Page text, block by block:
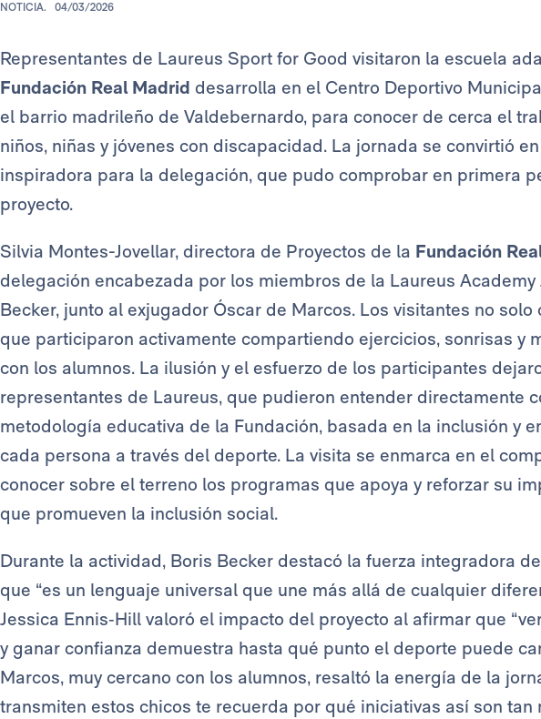
NOTICIA. 04/03/2026
Representantes de Laureus Sport for Good visitaron la escuela
Fundación Real Madrid desarrolla en el Centro Deportivo
el barrio madrileño de Valdebernardo, para conocer de cerca el
niños, niñas y jóvenes con discapacidad. La jornada se convirtió
inspiradora para la delegación, que pudo comprobar en primera
proyecto.
Silvia Montes-Jovellar, directora de Proyectos de la Fundación
delegación encabezada por los miembros de la Laureus
Becker, junto al exjugador Óscar de Marcos. Los visitantes no
que participaron activamente compartiendo ejercicios, sonrisas y
con los alumnos. La ilusión y el esfuerzo de los participantes
representantes de Laureus, que pudieron entender directamente
metodología educativa de la Fundación, basada en la inclusión y
cada persona a través del deporte. La visita se enmarca en el
conocer sobre el terreno los programas que apoya y reforzar su
que promueven la inclusión social.
Durante la actividad, Boris Becker destacó la fuerza integradora
que “es un lenguaje universal que une más allá de cualquier
Jessica Ennis‑Hill valoró el impacto del proyecto al afirmar que
y ganar confianza demuestra hasta qué punto el deporte puede
Marcos, muy cercano con los alumnos, resaltó la energía de la
transmiten estos chicos te recuerda por qué iniciativas así son tan